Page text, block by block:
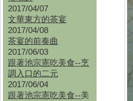
2017/04/07
文華東方的茶宴
2017/04/08
茶宴的前奏曲
2017/06/03
跟著池宗憲吃美食--烹
調入口的二元
2017/06/04
跟著池宗憲吃美食--美